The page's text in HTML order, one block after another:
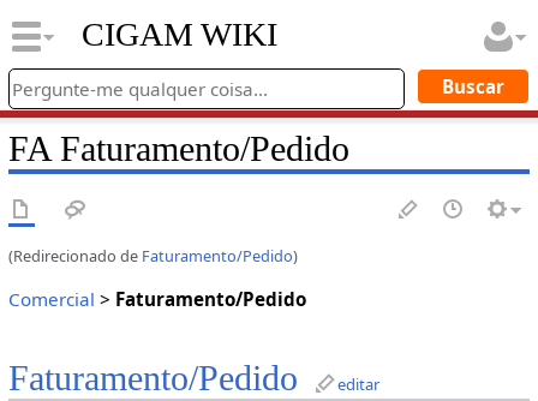
CIGAM WIKI
FA Faturamento/Pedido
(Redirecionado de Faturamento/Pedido)
Comercial > Faturamento/Pedido
Faturamento/Pedido editar